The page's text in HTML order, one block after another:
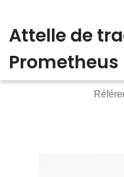
Attelle de
Prometheus